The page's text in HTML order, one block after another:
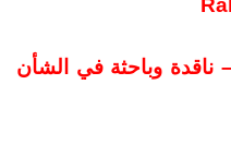
ناقدة وباحثة في الشأن